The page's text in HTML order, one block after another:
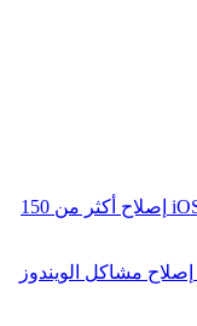
إصلاح أكثر من 150
إصلاح مشاكل الويندوز